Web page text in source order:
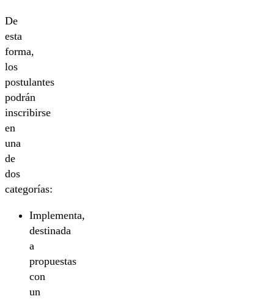
De
esta
forma,
los
postulantes
podrán
inscribirse
en
una
de
dos
categorías:
Implementa,
destinada
a
propuestas
con
un